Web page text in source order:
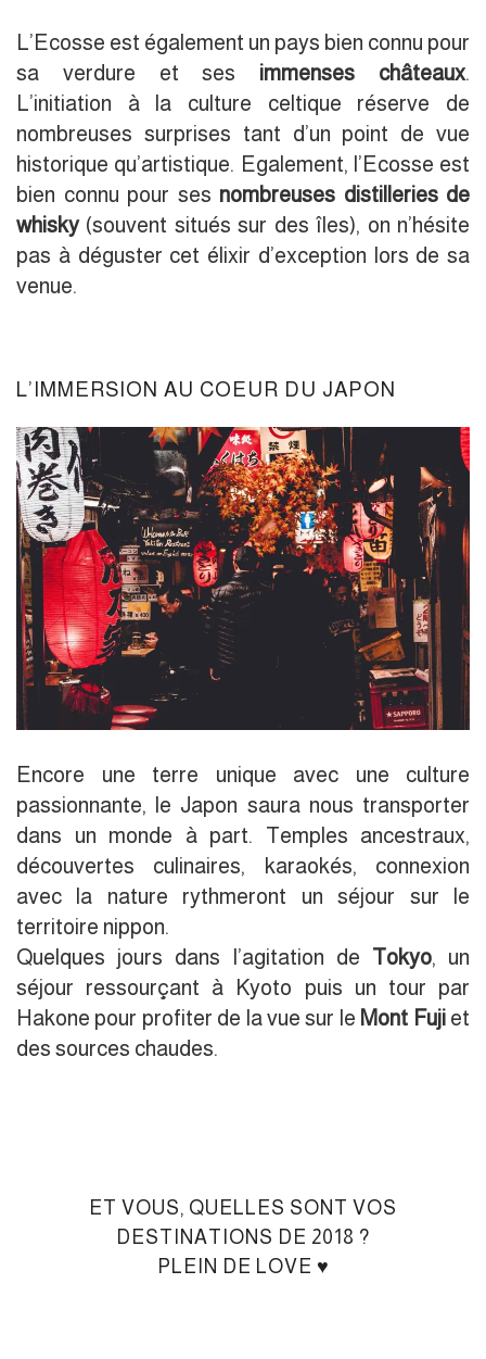
L’Ecosse est également un pays bien connu pour
sa verdure et ses immenses châteaux.
L’initiation à la culture celtique réserve de
nombreuses surprises tant d’un point de vue
historique qu’artistique. Egalement, l’Ecosse est
bien connu pour ses nombreuses distilleries de
whisky(souvent situés sur des îles), on n’hésite
pas à déguster cet élixir d’exception lors de sa
venue.
L’IMMERSION AU COEUR DU JAPON
Encore une terre unique avec une culture
passionnante, le Japon saura nous transporter
dans un monde à part. Temples ancestraux,
découvertes culinaires, karaokés, connexion
avec la nature rythmeront un séjour sur le
territoire nippon.
Quelques jours dans l’agitation de Tokyo, un
séjour ressourçant à Kyoto puis un tour par
Hakone pour profiter de la vue sur le Mont Fujiet
des sources chaudes.
ET VOUS, QUELLES SONT VOS
DESTINATIONS DE 2018 ?
PLEIN DE LOVE ♥︎